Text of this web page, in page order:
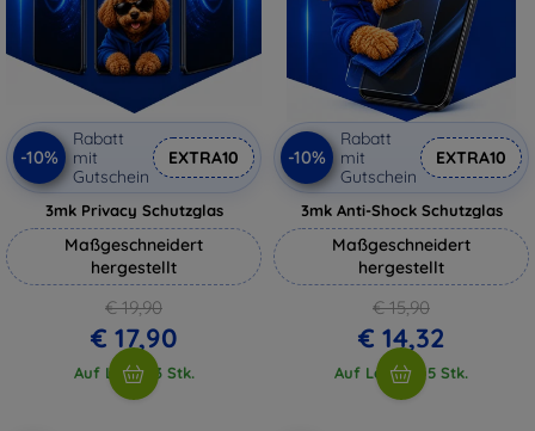
-10%
Rabatt
mit
Gutschein
EXTRA10
3mk Privacy Schutzglas
Maßgeschneidert
hergestellt
€ 19,90
€ 17,90
Auf Lager 3 Stk.
-10%
Rabatt
mit
Gutschein
EXTRA10
3mk Anti-Shock Schutzglas
Maßgeschneidert
hergestellt
€ 15,90
€ 14,32
Auf Lager > 5 Stk.